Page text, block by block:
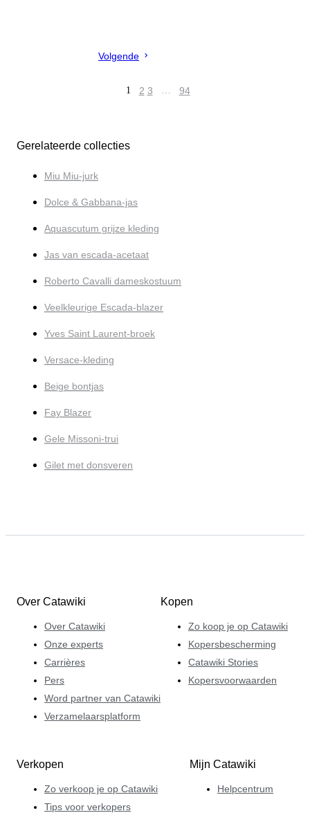
Volgende
1 2 3 … 94
Gerelateerde collecties
Miu Miu-jurk
Dolce & Gabbana-jas
Aquascutum grijze kleding
Jas van escada-acetaat
Roberto Cavalli dameskostuum
Veelkleurige Escada-blazer
Yves Saint Laurent-broek
Versace-kleding
Beige bontjas
Fay Blazer
Gele Missoni-trui
Gilet met donsveren
Over Catawiki
Over Catawiki
Onze experts
Carrières
Pers
Word partner van Catawiki
Verzamelaarsplatform
Kopen
Zo koop je op Catawiki
Kopersbescherming
Catawiki Stories
Kopersvoorwaarden
Verkopen
Zo verkoop je op Catawiki
Tips voor verkopers
Mijn Catawiki
Helpcentrum